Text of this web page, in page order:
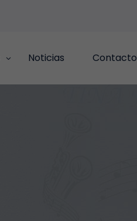
Noticias Contacto